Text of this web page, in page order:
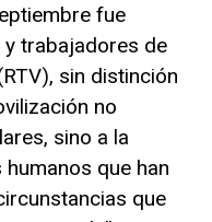
fue
trabajadores de
sin distinción
no
sino a la
que han
que